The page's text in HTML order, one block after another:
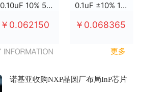
0.10uF 10% 50V X7R 0805
￥0.062150
0.1uF ±10% 100V X7R 0805
￥0.068365
更多
诺基亚收购NXP晶圆厂布局InP芯片